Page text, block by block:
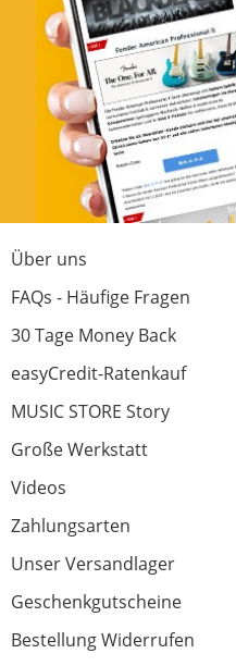
Über uns
FAQs - Häufige Fragen
30 Tage Money Back
easyCredit-Ratenkauf
MUSIC STORE Story
Große Werkstatt
Videos
Zahlungsarten
Unser Versandlager
Geschenkgutscheine
Bestellung Widerrufen